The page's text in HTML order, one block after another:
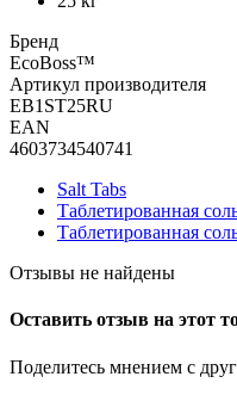
Бренд
EcoBoss™
Артикул производителя
EB1ST25RU
EAN
4603734540741
Salt Tabs
Таблетированная
Таблетированная
Отзывы не найдены
Оставить отзыв на этот
Поделитесь мнением с